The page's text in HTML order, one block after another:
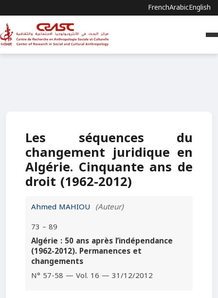
FrenchArabicEnglish
Les séquences du
changement juridique en
Algérie. Cinquante ans de
droit (1962-2012)
Ahmed MAHIOU (Auteur)
73 – 89
Algérie : 50 ans après l’indépendance
(1962-2012). Permanences et
changements
N° 57-58 — Vol. 16 — 31/12/2012